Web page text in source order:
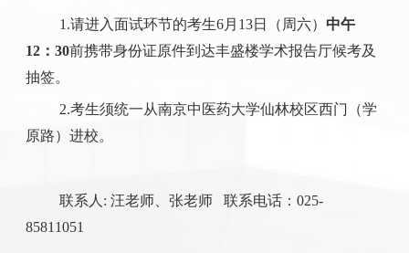
1.请进入面试环节的考生6月13日（周六） 中午
12：30前携带身份证原件到达丰盛楼学术报告厅候考及
抽签。
2.考生须统一从南京中医药大学仙林校区西门（学
原路）进校。
联系人: 汪老师、张老师 联系电话：025-
85811051